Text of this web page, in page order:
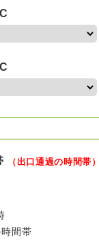
（出口通過の時間帯
間帯